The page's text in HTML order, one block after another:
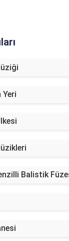
Yeri
Balistik